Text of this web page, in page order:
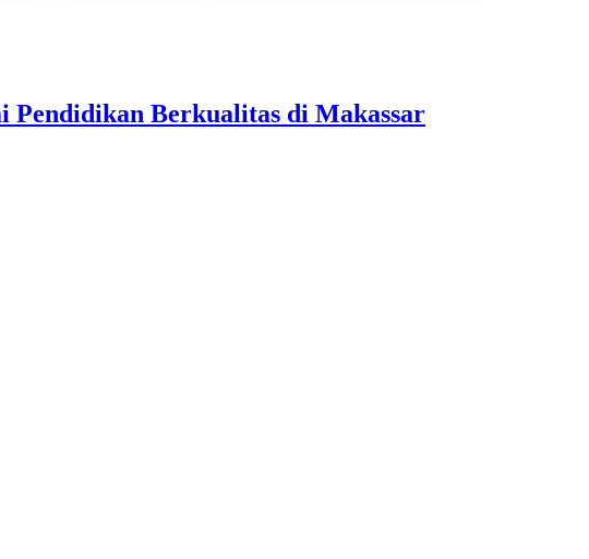
Pendidikan Berkualitas di Makassar